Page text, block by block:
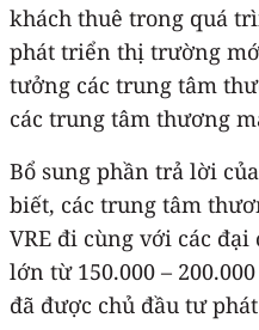
khách thuê trong quá
phát triển thị trường
tưởng các trung tâm
các trung tâm thương
Bổ sung phần trả lời
biết, các trung tâm
VRE đi cùng với các
lớn từ 150.000 –
đã được chủ đầu tư